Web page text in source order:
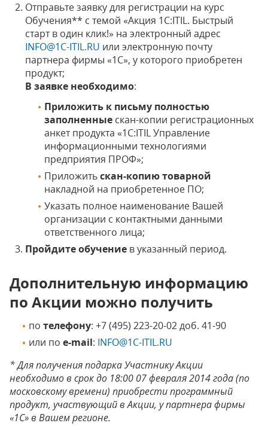
Отправьте заявку для регистрации на курс
Обучения** с темой «Акция 1С:ITIL. Быстрый
старт в один клик!» на электронный адрес
INFO@1C-ITIL.RU или электронную почту
партнера фирмы «1С», у которого приобретен
продукт;
В заявке необходимо:
Приложить к письму полностью
заполненные скан-копии регистрационных
анкет продукта «1С:ITIL Управление
информационными технологиями
предприятия ПРОФ»;
Приложитьскан-копию товарной
накладной на приобретенное ПО;
Указать полное наименование Вашей
организации с контактными данными
ответственного лица;
Пройдите обучение в указанный период.
Дополнительную информацию
по Акции можно получить
по телефону: +7 (495) 223-20-02 доб. 41-90
или по e-mail: INFO@1C-ITIL.RU
* Для получения подарка Участнику Акции
необходимо в срок до 18:00 07 февраля 2014 года (по
московскому времени) приобрести программный
продукт, участвующий в Акции, у партнера фирмы
«1С» в Вашем регионе.